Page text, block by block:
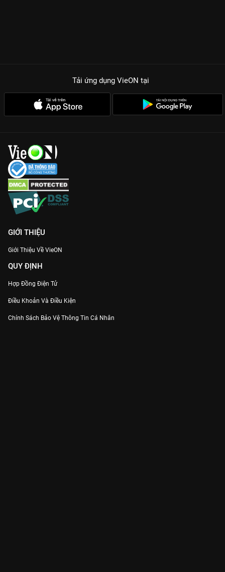
Tải ứng dụng VieON tại
GIỚI THIỆU
Giới Thiệu Về VieON
QUY ĐỊNH
Hợp Đồng Điện Tử
Điều Khoản Và Điều Kiện
Chính Sách Bảo Vệ Thông Tin Cá Nhân